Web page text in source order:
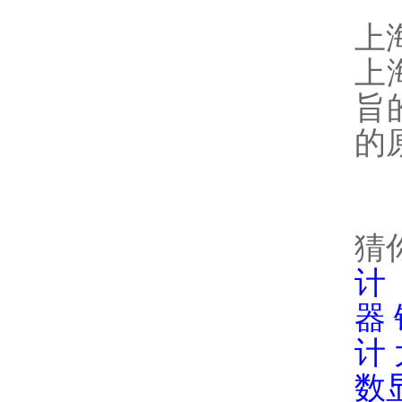
上
上
旨
的
猜
计
器
计
数